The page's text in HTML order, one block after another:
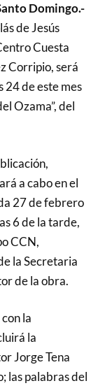
Domingo.-
de Jesús
Cuesta
Corripio, será
24 de este mes
Ozama”, del
a cabo en el
27 de febrero
6 de la tarde,
CCN,
la Secretaria
de la obra.
la
la
Jorge Tena
las palabras del